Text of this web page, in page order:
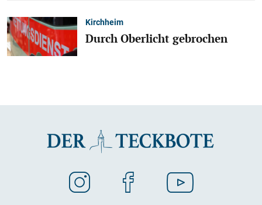
Kirchheim
Durch Oberlicht gebrochen